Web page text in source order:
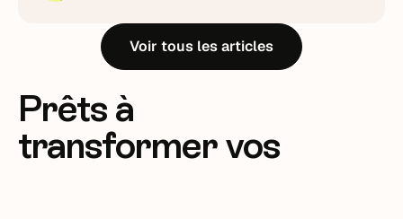
Voir tous les articles
Prêts à
transformer vos